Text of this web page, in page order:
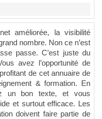
améliorée, la visibilité
nombre. Non ce n’est
passe. C’est juste du
avez l’opportunité de
de cet annuaire de
& formation. En
un bon texte, et vous
et surtout efficace. Les
doivent faire partie de